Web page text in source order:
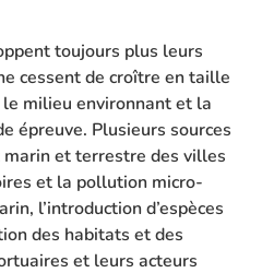
toujours plus leurs
cessent de croître en taille
milieu environnant et la
épreuve. Plusieurs sources
marin et terrestre des villes
et la pollution micro-
l’introduction d’espèces
des habitats et des
et leurs acteurs